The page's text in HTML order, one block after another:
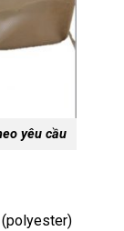
yêu cầu
(polyester)